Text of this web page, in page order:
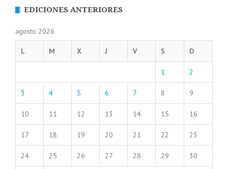
EDICIONES ANTERIORES
agosto 2026
L M X J V S D
1 2
3 4 5 6 7 8 9
10 11 12 13 14 15 16
17 18 19 20 21 22 23
24 25 26 27 28 29 30